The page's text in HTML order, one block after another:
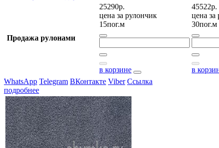
Продажа рулонами
25290р.
цена за рулончик
15пог.м
в корзине
45522р.
цена за
30пог.м
в
WhatsApp Telegram ВКонтакте Viber Ссылка
подробнее